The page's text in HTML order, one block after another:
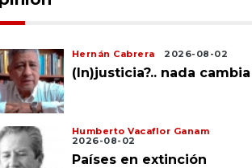
Hernán Cabrera 2026-08-02
(In)justicia?.. nada cambia
Humberto Vacaflor Ganam
2026-08-02
Países en extinción